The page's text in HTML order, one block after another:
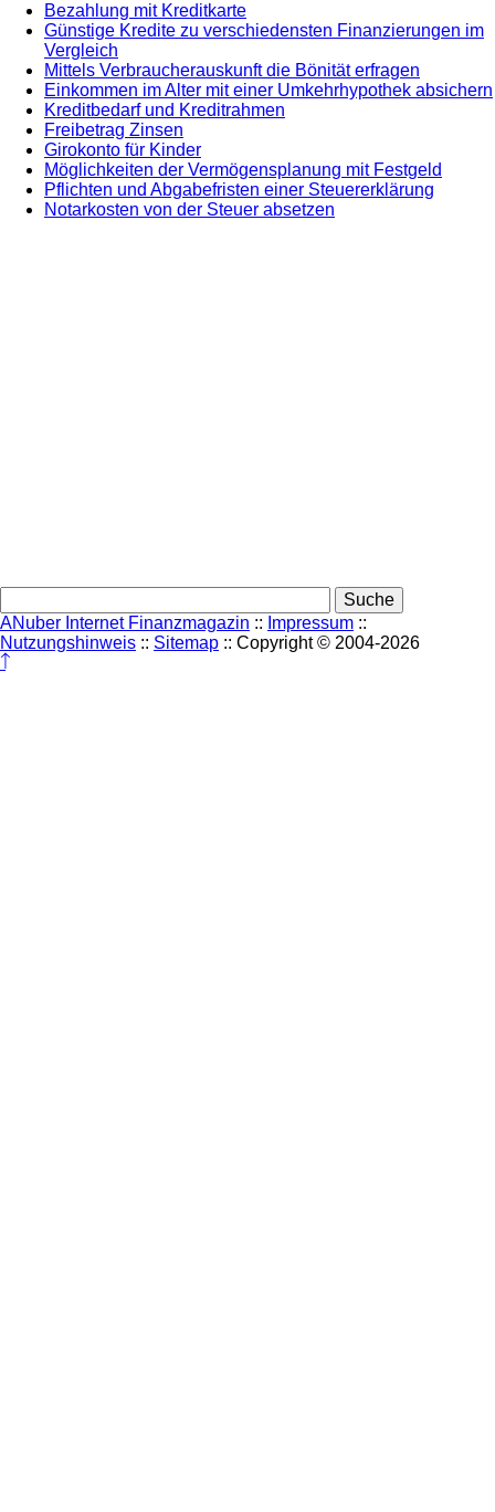
Bezahlung mit Kreditkarte
Günstige Kredite zu verschiedensten Finanzierungen im
Vergleich
Mittels Verbraucherauskunft die Bönität erfragen
Einkommen im Alter mit einer Umkehrhypothek absichern
Kreditbedarf und Kreditrahmen
Freibetrag Zinsen
Girokonto für Kinder
Möglichkeiten der Vermögensplanung mit Festgeld
Pflichten und Abgabefristen einer Steuererklärung
Notarkosten von der Steuer absetzen
ANuber Internet Finanzmagazin :: Impressum ::
Nutzungshinweis :: Sitemap :: Copyright © 2004-2026
↑